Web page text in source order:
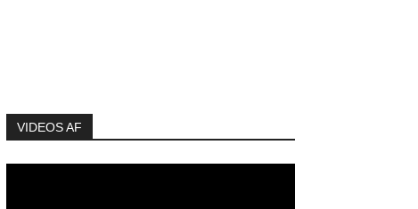
VIDEOS AF